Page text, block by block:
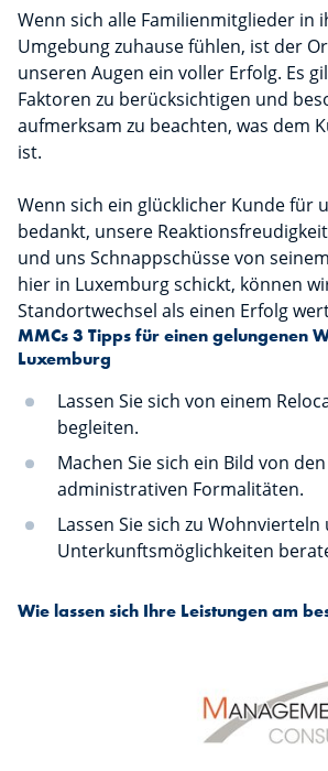
Wenn sich alle Familienmitglieder in
Umgebung zuhause fühlen, ist der
unseren Augen ein voller Erfolg. Es
Faktoren zu berücksichtigen und
aufmerksam zu beachten, was dem
ist.
Wenn sich ein glücklicher Kunde für
bedankt, unsere
und uns Schnappschüsse von
hier in Luxemburg schickt, können
Standortwechsel als einen Erfolg
MMCs 3 Tipps für einen gelungenen
Luxemburg
Lassen Sie sich von einem
begleiten.
Machen Sie sich ein Bild von
administrativen Formalitäten.
Lassen Sie sich zu Wohnvierteln
Unterkunftsmöglichkeiten
Wie lassen sich Ihre Leistungen am